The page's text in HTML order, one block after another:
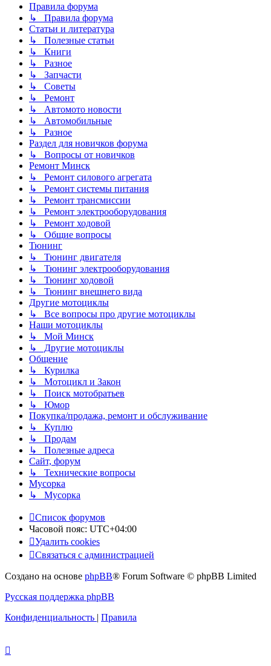
Правила форума
↳ Правила форума
Статьи и литература
↳ Полезные статьи
↳ Книги
↳ Разное
↳ Запчасти
↳ Советы
↳ Ремонт
↳ Автомото новости
↳ Автомобильные
↳ Разное
Раздел для новичков форума
↳ Вопросы от новичков
Ремонт Минск
↳ Ремонт силового агрегата
↳ Ремонт системы питания
↳ Ремонт трансмиссии
↳ Ремонт электрооборудования
↳ Ремонт ходовой
↳ Общие вопросы
Тюнинг
↳ Тюнинг двигателя
↳ Тюнинг электрооборудования
↳ Тюнинг ходовой
↳ Тюнинг внешнего вида
Другие мотоциклы
↳ Все вопросы про другие мотоциклы
Наши мотоциклы
↳ Мой Минск
↳ Другие мотоциклы
Общение
↳ Курилка
↳ Мотоцикл и Закон
↳ Поиск мотобратьев
↳ Юмор
Покупка/продажа, ремонт и обслуживание
↳ Куплю
↳ Продам
↳ Полезные адреса
Сайт, форум
↳ Технические вопросы
Мусорка
↳ Мусорка
Список форумов
Часовой пояс: UTC+04:00
Удалить cookies
Связаться с администрацией
Создано на основе phpBB® Forum Software © phpBB Limited
Русская поддержка phpBB
Конфиденциальность | Правила